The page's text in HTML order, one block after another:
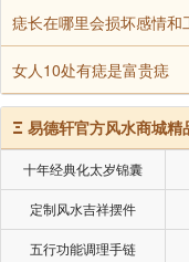
痣长在哪里会损坏感情和
女人10处有痣是富贵痣
Ξ 易德轩官方风水商城精
十年经典化太岁锦囊
定制风水吉祥摆件
五行功能调理手链